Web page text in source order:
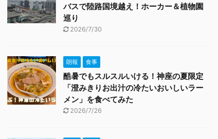
バスで陸路国境越え！ホーカー＆植物園
巡り
2026/7/30
朗報 食事
酷暑でもスルスルいける！神座の夏限定
「澄みきりお出汁の冷たいおいしいラー
メン」を食べてみた
2026/7/26